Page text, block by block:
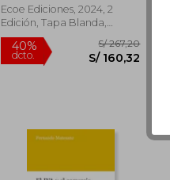
Ecoe Ediciones, 2024, 2
Edición, Tapa Blanda,
Nuevo